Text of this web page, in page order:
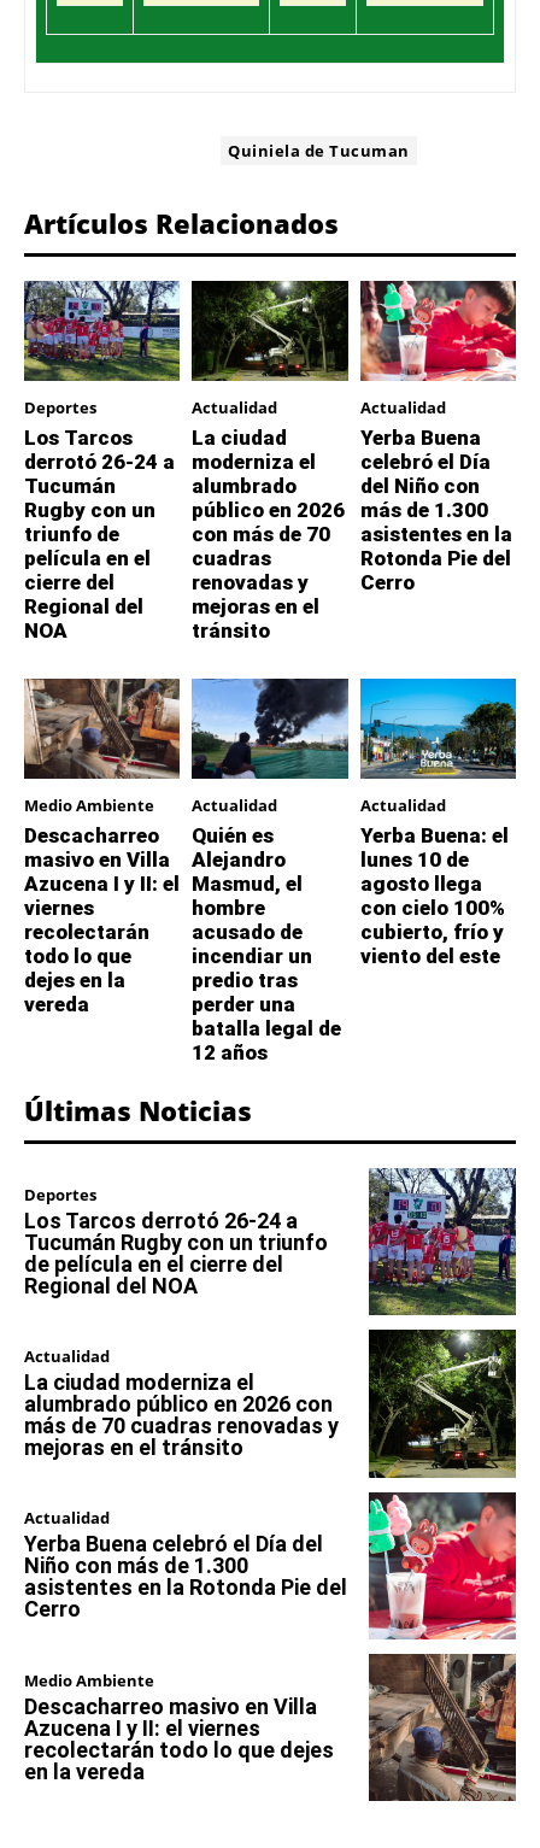
Quiniela de Tucuman
Artículos Relacionados
Deportes
Los Tarcos
derrotó 26-24 a
Tucumán
Rugby con un
triunfo de
película en el
cierre del
Regional del
NOA
Actualidad
La ciudad
moderniza el
alumbrado
público en 2026
con más de 70
cuadras
renovadas y
mejoras en el
tránsito
Actualidad
Yerba Buena
celebró el Día
del Niño con
más de 1.300
asistentes en la
Rotonda Pie del
Cerro
Medio Ambiente
Descacharreo
masivo en Villa
Azucena I y II: el
viernes
recolectarán
todo lo que
dejes en la
vereda
Actualidad
Quién es
Alejandro
Masmud, el
hombre
acusado de
incendiar un
predio tras
perder una
batalla legal de
12 años
Actualidad
Yerba Buena: el
lunes 10 de
agosto llega
con cielo 100%
cubierto, frío y
viento del este
Últimas Noticias
Deportes
Los Tarcos derrotó 26-24 a
Tucumán Rugby con un triunfo
de película en el cierre del
Regional del NOA
Actualidad
La ciudad moderniza el
alumbrado público en 2026 con
más de 70 cuadras renovadas y
mejoras en el tránsito
Actualidad
Yerba Buena celebró el Día del
Niño con más de 1.300
asistentes en la Rotonda Pie del
Cerro
Medio Ambiente
Descacharreo masivo en Villa
Azucena I y II: el viernes
recolectarán todo lo que dejes
en la vereda